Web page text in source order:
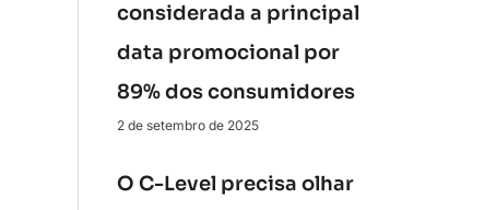
considerada a principal
data promocional por
89% dos consumidores
2 de setembro de 2025
O C-Level precisa olhar